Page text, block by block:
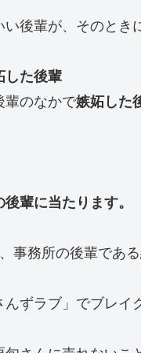
後輩が、そのとき
した後輩
輩のなかで嫉妬した
輩に当たります。
事務所の後輩であ
ずラブ」でブレイ